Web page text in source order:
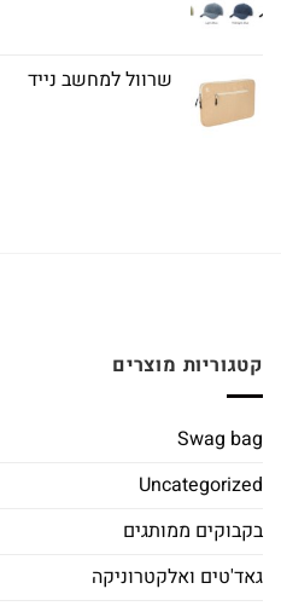
שרוול למחשב נייד
קטגוריות מוצרים
Swag bag
Uncategorized
בקבוקים ממותגים
גאד'טים ואלקטרוניקה